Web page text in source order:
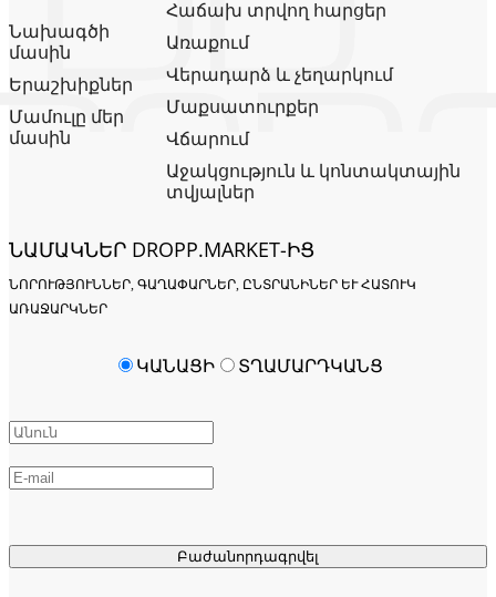
Նախագծի
մասին
Երաշխիքներ
Մամուլը մեր
մասին
Հաճախ տրվող հարցեր
Առաքում
Վերադարձ և չեղարկում
Մաքսատուրքեր
Վճարում
Աջակցություն և կոնտակտային
տվյալներ
ՆԱՄԱԿՆԵՐ DROPP.MARKET-ԻՑ
ՆՈՐՈՒԹՅՈՒՆՆԵՐ, ԳԱՂԱՓԱՐՆԵՐ, ԸՆՏՐԱՆԻՆԵՐ ԵՒ ՀԱՏՈՒԿ Ա
ՌԱՋԱՐԿՆԵՐ
Բաժանորդագրվել
ԿԱՆԱՑԻ ՏՂԱՄԱՐԴԿԱՆՑ